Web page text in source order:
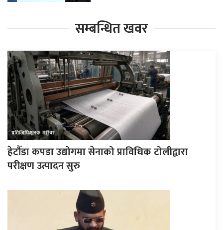
सम्बन्धित खवर
हेटौँडा कपडा उद्योगमा सेनाको प्राविधिक टोलीद्वारा
परीक्षण उत्पादन सुरु